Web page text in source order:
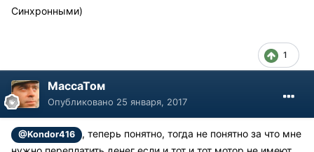
Синхронными)
1
МассаТом
Опубликовано 25 января, 2017
@Kondor416
, теперь понятно, тогда не понятно за что мне